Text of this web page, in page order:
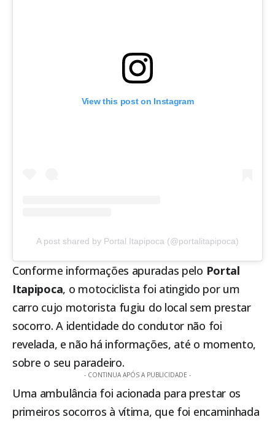
View this post on Instagram
A post shared by Portal Itapipoca (@portalitapipoca)
Conforme informações apuradas pelo Portal
Itapipoca, o motociclista foi atingido por um
carro cujo motorista fugiu do local sem prestar
socorro. A identidade do condutor não foi
revelada, e não há informações, até o momento,
sobre o seu paradeiro.
- CONTINUA APÓS A PUBLICIDADE -
Uma ambulância foi acionada para prestar os
primeiros socorros à vítima, que foi encaminhada